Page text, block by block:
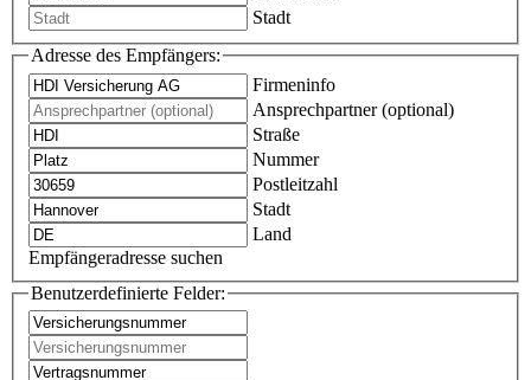
Stadt
Adresse des Empfängers:
Firmeninfo
Ansprechpartner (optional)
Straße
Nummer
Postleitzahl
Stadt
Land
Empfängeradresse suchen
Benutzerdefinierte Felder: